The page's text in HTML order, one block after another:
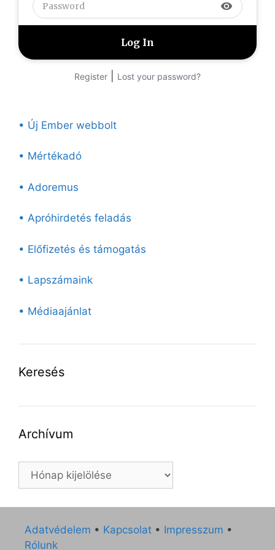
visibility
Register Lost your password?
• Új Ember webbolt
• Mértékadó
• Adoremus
• Apróhirdetés feladás
• Előfizetés és támogatás
• Lapszámaink
• Médiaajánlat
Keresés
Archívum
Archívum
Adatvédelem • Kapcsolat • Impresszum •
Rólunk